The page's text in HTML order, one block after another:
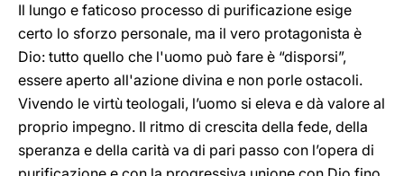
Il lungo e faticoso processo di purificazione esige
certo lo sforzo personale, ma il vero protagonista è
Dio: tutto quello che l'uomo può fare è “disporsi”,
essere aperto all'azione divina e non porle ostacoli.
Vivendo le virtù teologali, l’uomo si eleva e dà valore al
proprio impegno. Il ritmo di crescita della fede, della
speranza e della carità va di pari passo con l’opera di